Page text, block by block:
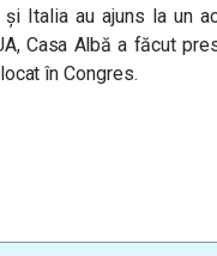
și Italia au ajuns la un
Casa Albă a făcut
în Congres.